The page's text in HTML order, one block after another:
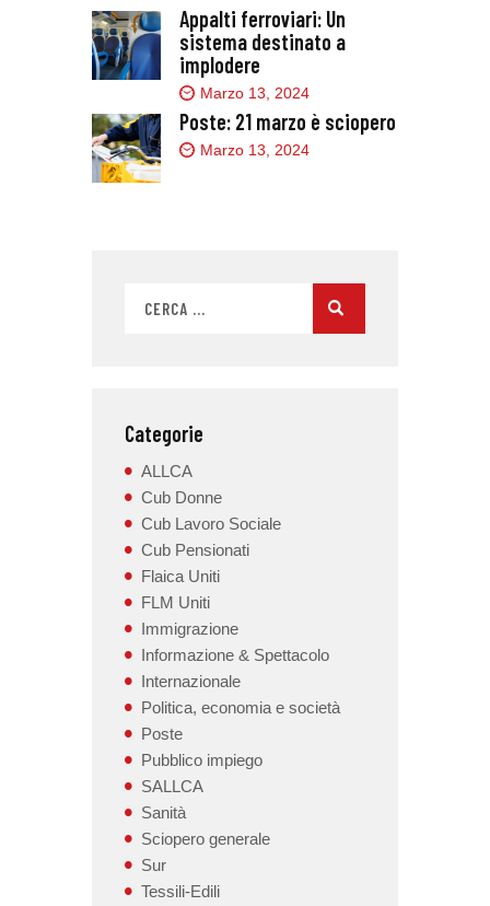
Appalti ferroviari: Un
sistema destinato a
implodere
Marzo 13, 2024
Poste: 21 marzo è sciopero
Marzo 13, 2024
Categorie
ALLCA
Cub Donne
Cub Lavoro Sociale
Cub Pensionati
Flaica Uniti
FLM Uniti
Immigrazione
Informazione & Spettacolo
Internazionale
Politica, economia e società
Poste
Pubblico impiego
SALLCA
Sanità
Sciopero generale
Sur
Tessili-Edili